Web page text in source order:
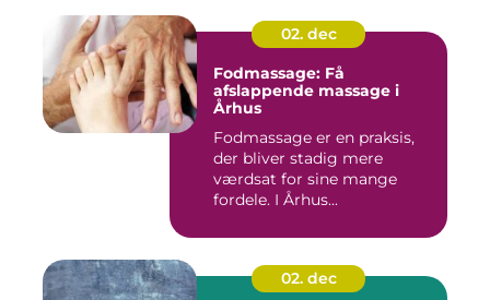
02. dec
Fodmassage: Få
afslappende massage i
Århus
Fodmassage er en praksis,
der bliver stadig mere
værdsat for sine mange
fordele. I Århus...
02. dec